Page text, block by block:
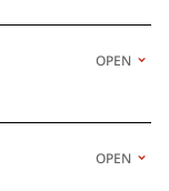
ポスター14点を収
」に主演。1969
年、ニューヨー
美術館で個展を開
OPEN
OPEN